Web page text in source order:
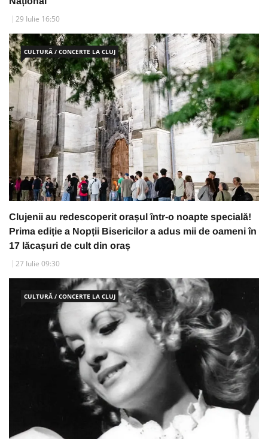
29 Iulie 16:50
CULTURĂ / CONCERTE LA CLUJ
Clujenii au redescoperit orașul într-o noapte specială!
Prima ediție a Nopții Bisericilor a adus mii de oameni în
17 lăcașuri de cult din oraș
27 Iulie 09:30
CULTURĂ / CONCERTE LA CLUJ